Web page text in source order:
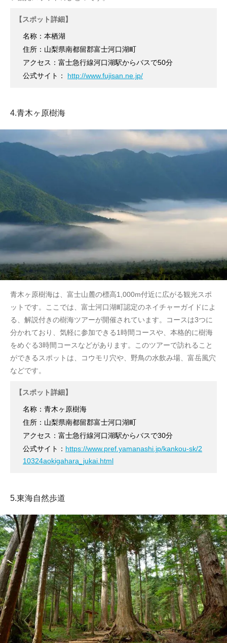
【スポット詳細】
名称：本栖湖
住所：山梨県南都留郡富士河口湖町
アクセス：富士急行線河口湖駅からバスで50分
公式サイト： http://www.fujisan.ne.jp/
4.青木ヶ原樹海
青木ヶ原樹海は、富士山麓の標高1,000m付近に広がる観光スポ
ットです。ここでは、富士河口湖町認定のネイチャーガイドによ
る、解説付きの樹海ツアーが開催されています。コースは3つに
分かれており、気軽に参加できる1時間コースや、本格的に樹海
をめぐる3時間コースなどがあります。このツアーで訪れること
ができるスポットは、コウモリ穴や、野鳥の水飲み場、富岳風穴
などです。
【スポット詳細】
名称：青木ヶ原樹海
住所：山梨県南都留郡富士河口湖町
アクセス：富士急行線河口湖駅からバスで30分
公式サイト： https://www.pref.yamanashi.jp/kankou-sk/2
10324aokigahara_jukai.html
5.東海自然歩道